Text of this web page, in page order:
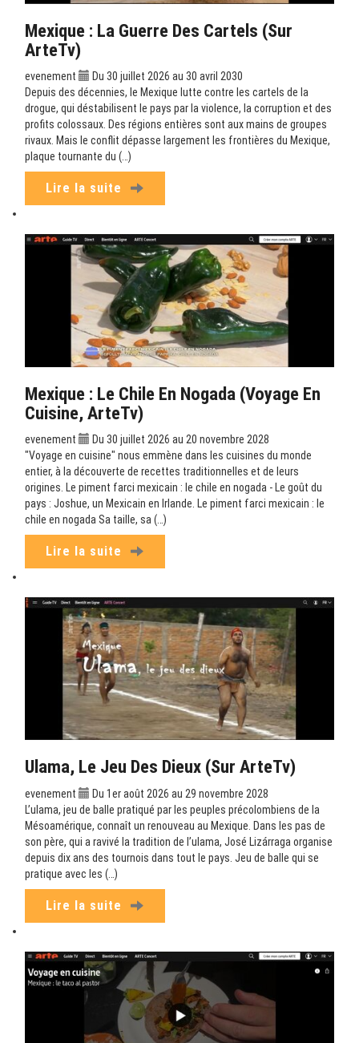
Mexique : La Guerre Des Cartels (sur
ArteTv)
evenement
Du 30 juillet 2026 au 30 avril 2030
Depuis des décennies, le Mexique lutte contre les cartels de la
drogue, qui déstabilisent le pays par la violence, la corruption et des
profits colossaux. Des régions entières sont aux mains de groupes
rivaux. Mais le conflit dépasse largement les frontières du Mexique,
plaque tournante du (…)
Lire la suite
Mexique : Le Chile En Nogada (Voyage En
Cuisine, ArteTv)
evenement
Du 30 juillet 2026 au 20 novembre 2028
"Voyage en cuisine" nous emmène dans les cuisines du monde
entier, à la découverte de recettes traditionnelles et de leurs
origines. Le piment farci mexicain : le chile en nogada - Le goût du
pays : Joshue, un Mexicain en Irlande. Le piment farci mexicain : le
chile en nogada Sa taille, sa (…)
Lire la suite
Ulama, Le Jeu Des Dieux (sur ArteTv)
evenement
Du 1er août 2026 au 29 novembre 2028
L’ulama, jeu de balle pratiqué par les peuples précolombiens de la
Mésoamérique, connaît un renouveau au Mexique. Dans les pas de
son père, qui a ravivé la tradition de l’ulama, José Lizárraga organise
depuis dix ans des tournois dans tout le pays. Jeu de balle qui se
pratique avec les (…)
Lire la suite